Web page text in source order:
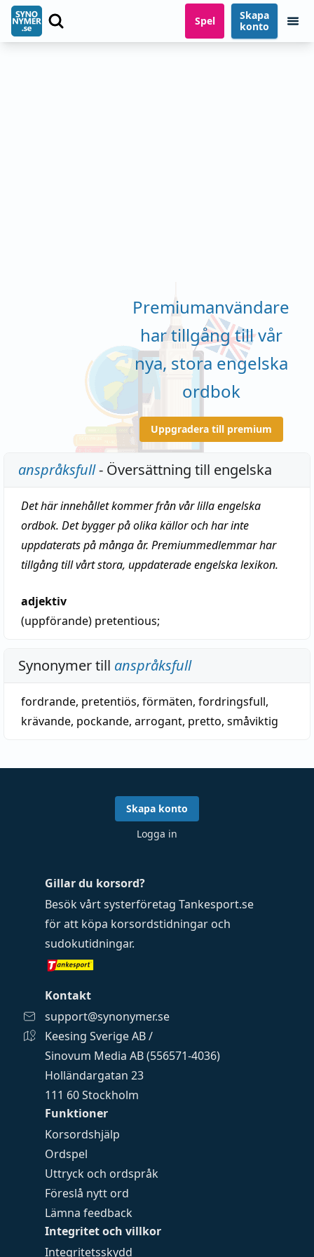
Spel
Skapa
konto
Premiumanvändare
har tillgång till vår
nya, stora engelska
ordbok
Uppgradera till premium
anspråksfull- Översättning till engelska
Det här innehållet kommer från vår lilla engelska
ordbok. Det bygger på olika källor och har inte
uppdaterats på många år. Premiummedlemmar har
tillgång till vårt stora, uppdaterade engelska lexikon.
adjektiv
(uppförande) pretentious;
Synonymer till anspråksfull
fordrande, pretentiös, förmäten, fordringsfull,
krävande, pockande, arrogant, pretto, småviktig
Funktioner
Korsordshjälp
Ordspel
Uttryck och ordspråk
Föreslå nytt ord
Lämna feedback
Integritet och villkor
Integritetsskydd
Gillar du korsord?
Besök vårt systerföretag Tankesport.se
för att köpa korsordstidningar och
sudokutidningar.
Kontakt
support@synonymer.se
Keesing Sverige AB /
Sinovum Media AB (556571-4036)
Holländargatan 23
111 60 Stockholm
Skapa konto
Logga in